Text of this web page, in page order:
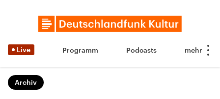
Live Programm Podcasts
Archiv